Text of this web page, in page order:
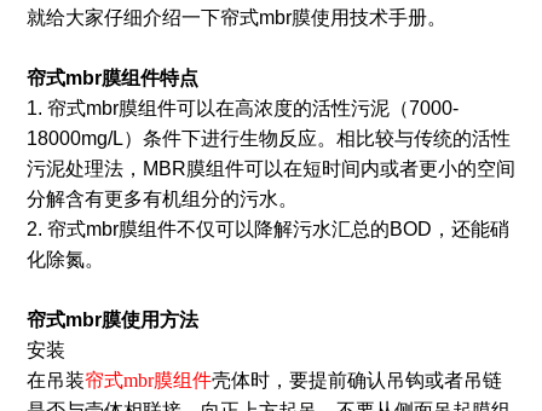
就给大家仔细介绍一下帘式mbr膜使用技术手册。
帘式mbr膜组件特点
1. 帘式mbr膜组件可以在高浓度的活性污泥（7000-
18000mg/L）条件下进行生物反应。相比较与传统的活性
污泥处理法，MBR膜组件可以在短时间内或者更小的空间
分解含有更多有机组分的污水。
2. 帘式mbr膜组件不仅可以降解污水汇总的BOD，还能硝
化除氮。
帘式mbr膜使用方法
安装
在吊装帘式mbr膜组件壳体时，要提前确认吊钩或者吊链